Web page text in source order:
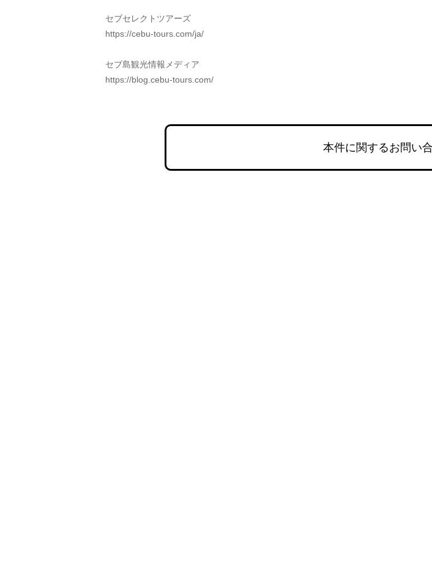
セブセレクトツアーズ
https://cebu-tours.com/ja/
セブ島観光情報メディア
https://blog.cebu-tours.com/
本件に関するお問い